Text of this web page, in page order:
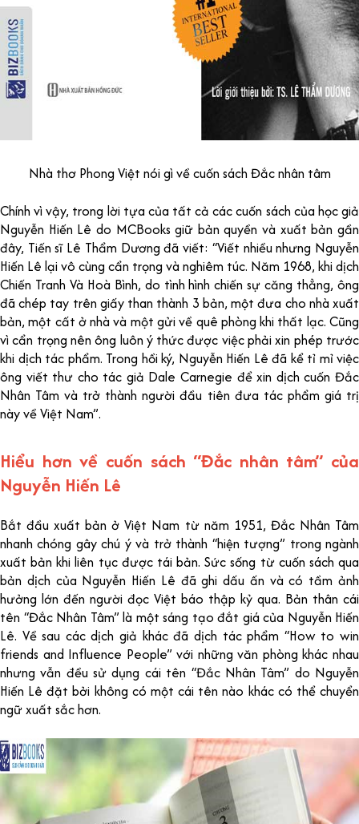
Nhà thơ Phong Việt nói gì về cuốn sách Đắc nhân tâm
Chính vì vậy, trong lời tựa của tất cả các cuốn sách của học giả
Nguyễn Hiến Lê do MCBooks giữ bản quyền và xuất bản gần
đây, Tiến sĩ Lê Thẩm Dương đã viết: “Viết nhiều nhưng Nguyễn
Hiến Lê lại vô cùng cẩn trọng và nghiêm túc. Năm 1968, khi dịch
Chiến Tranh Và Hoà Bình, do tình hình chiến sự căng thẳng, ông
đã chép tay trên giấy than thành 3 bản, một đưa cho nhà xuất
bản, một cất ở nhà và một gửi về quê phòng khi thất lạc. Cũng
vì cẩn trọng nên ông luôn ý thức được việc phải xin phép trước
khi dịch tác phẩm. Trong hồi ký, Nguyễn Hiến Lê đã kể tỉ mỉ việc
ông viết thư cho tác giả Dale Carnegie để xin dịch cuốn Đắc
Nhân Tâm và trở thành người đầu tiên đưa tác phẩm giá trị
này về Việt Nam”.
Hiểu hơn về cuốn sách “Đắc nhân tâm” của
Nguyễn Hiến Lê
Bắt đầu xuất bản ở Việt Nam từ năm 1951, Đắc Nhân Tâm
nhanh chóng gây chú ý và trở thành “hiện tượng” trong ngành
xuất bản khi liên tục được tái bản. Sức sống từ cuốn sách qua
bản dịch của Nguyễn Hiến Lê đã ghi dấu ấn và có tầm ảnh
hưởng lớn đến người đọc Việt báo thập kỷ qua. Bản thân cái
tên “Đắc Nhân Tâm” là một sáng tạo đắt giá của Nguyễn Hiến
Lê. Về sau các dịch giả khác đã dịch tác phẩm “How to win
friends and Influence People” với những văn phòng khác nhau
nhưng vẫn đều sử dụng cái tên “Đắc Nhân Tâm” do Nguyễn
Hiến Lê đặt bởi không có một cái tên nào khác có thể chuyển
ngữ xuất sắc hơn.